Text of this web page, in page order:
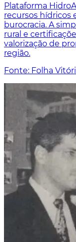
Plataforma
recursos hídricos
burocracia. A
rural e
valorização de
região.
Fonte: Folha